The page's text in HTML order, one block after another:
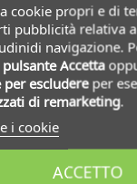
cookie propri e di
pubblicità relativa
navigazione.
Accetta
per escludereper
di remarketing.
i cookie
ACCETTO